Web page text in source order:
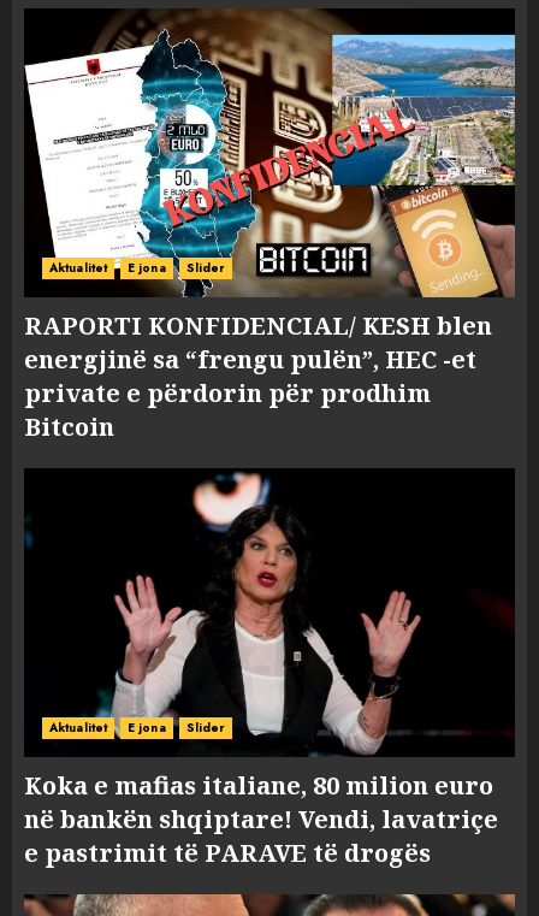
Aktualitet E jona Slider
RAPORTI KONFIDENCIAL/ KESH blen
energjinë sa “frengu pulën”, HEC -et
private e përdorin për prodhim
Bitcoin
Aktualitet E jona Slider
Koka e mafias italiane, 80 milion euro
në bankën shqiptare! Vendi, lavatriçe
e pastrimit të PARAVE të drogës